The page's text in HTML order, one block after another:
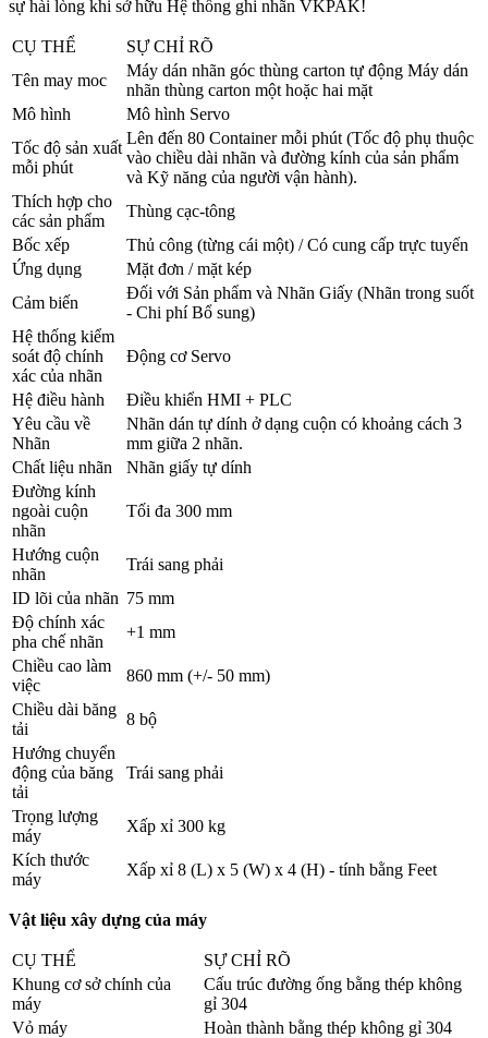
sự hài lòng khi sở hữu Hệ thống ghi nhãn VKPAK!
CỤ THỂ
SỰ CHỈ RÕ
Tên may moc
Máy dán nhãn góc thùng carton tự động Máy dán
nhãn thùng carton một hoặc hai mặt
Mô hình
Mô hình Servo
Tốc độ sản xuất
mỗi phút
Lên đến 80 Container mỗi phút (Tốc độ phụ thuộc
vào chiều dài nhãn và đường kính của sản phẩm
và Kỹ năng của người vận hành).
Thích hợp cho
các sản phẩm
Thùng cạc-tông
Bốc xếp
Thủ công (từng cái một) / Có cung cấp trực tuyến
Ứng dụng
Mặt đơn / mặt kép
Cảm biến
Đối với Sản phẩm và Nhãn Giấy (Nhãn trong suốt
- Chi phí Bổ sung)
Hệ thống kiểm
soát độ chính
xác của nhãn
Động cơ Servo
Hệ điều hành
Điều khiển HMI + PLC
Yêu cầu về
Nhãn
Nhãn dán tự dính ở dạng cuộn có khoảng cách 3
mm giữa 2 nhãn.
Chất liệu nhãn
Nhãn giấy tự dính
Đường kính
ngoài cuộn
nhãn
Tối đa 300 mm
Hướng cuộn
nhãn
Trái sang phải
ID lõi của nhãn 75 mm
Độ chính xác
pha chế nhãn
+1 mm
Chiều cao làm
việc
860 mm (+/- 50 mm)
Chiều dài băng
tải
8 bộ
Hướng chuyển
động của băng
tải
Trái sang phải
Trọng lượng
máy
Xấp xỉ 300 kg
Kích thước
máy
Xấp xỉ 8 (L) x 5 (W) x 4 (H) - tính bằng Feet
Vật liệu xây dựng của máy
CỤ THỂ
SỰ CHỈ RÕ
Khung cơ sở chính của
máy
Cấu trúc đường ống bằng thép không
gỉ 304
Vỏ máy
Hoàn thành bằng thép không gỉ 304